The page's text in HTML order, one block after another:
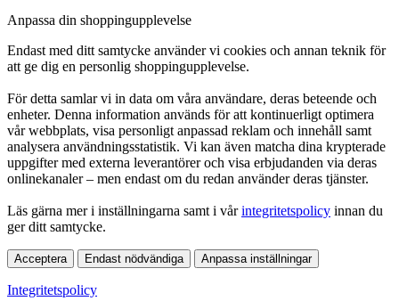
Anpassa din shoppingupplevelse
Endast med ditt samtycke använder vi cookies och annan teknik för
att ge dig en personlig shoppingupplevelse.
För detta samlar vi in data om våra användare, deras beteende och
enheter. Denna information används för att kontinuerligt optimera
vår webbplats, visa personligt anpassad reklam och innehåll samt
analysera användningsstatistik. Vi kan även matcha dina krypterade
uppgifter med externa leverantörer och visa erbjudanden via deras
onlinekanaler – men endast om du redan använder deras tjänster.
Läs gärna mer i inställningarna samt i vårintegritetspolicy innan du
ger ditt samtycke.
Acceptera Endast nödvändiga Anpassa inställningar
Integritetspolicy